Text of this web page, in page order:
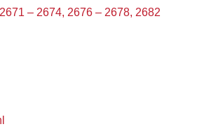
– 2674, 2676 – 2678, 2682